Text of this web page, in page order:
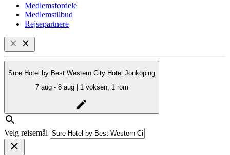
Medlemsfordele
Medlemstilbud
Rejsepartnere
Sure Hotel by Best Western City Hotel Jönköping
7 aug - 8 aug | 1 voksen, 1 rom
Velg reisemål